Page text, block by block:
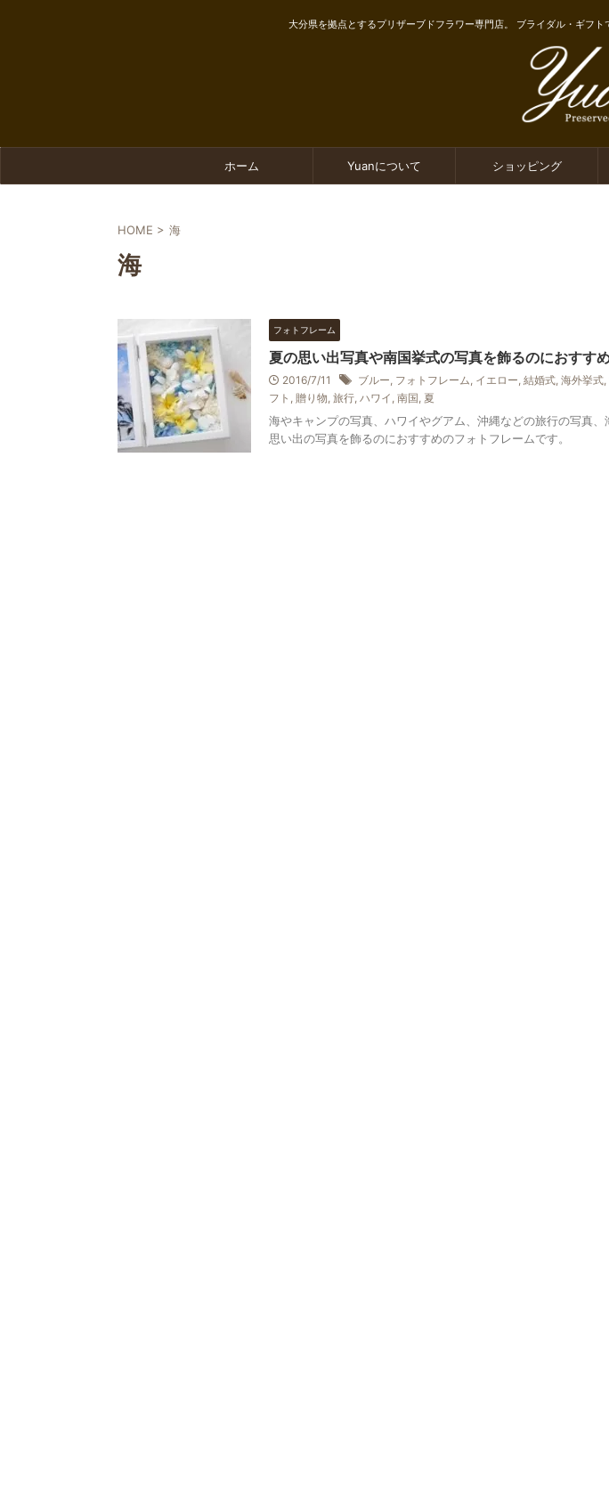
大分県を拠点とするプリザーブドフラワー専門店。 ブライダル・ギフ
ホーム Yuanについて ショッピング
HOME > 海
海
フォトフレーム
夏の思い出写真や南国挙式の写真を飾るのにおすす
2016/7/11 ブルー フォトフレーム イエロー 結婚式 海外挙式
フト 贈り物 旅行 ハワイ 南国 夏
海やキャンプの写真、ハワイやグアム、沖縄などの旅行の写真
思い出の写真を飾るのにおすすめのフォトフレームです。